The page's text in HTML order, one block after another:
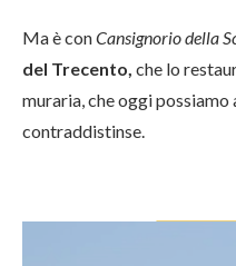
Ma è conCansignorio della
del Trecento, che lo
muraria, che oggi possiamo
contraddistinse.